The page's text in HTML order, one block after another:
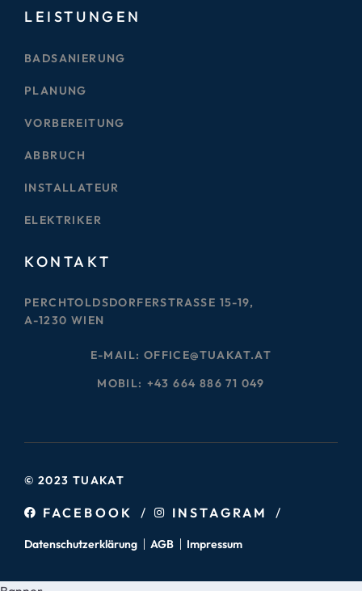
LEISTUNGEN
BADSANIERUNG
PLANUNG
VORBEREITUNG
ABBRUCH
INSTALLATEUR
ELEKTRIKER
KONTAKT
PERCHTOLDSDORFERSTRASSE 15-19,
A-1230 WIEN
E-MAIL: OFFICE@TUAKAT.AT
MOBIL: +43 664 886 71 049
© 2023 TUAKAT
FACEBOOK INSTAGRAM
Datenschutzerklärung AGB Impressum